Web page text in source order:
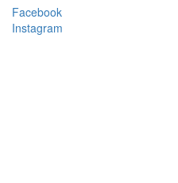
Facebook
Instagram